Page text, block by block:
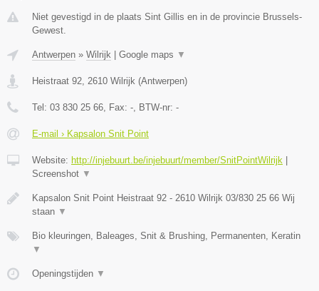
Niet gevestigd in de plaats Sint Gillis en in de provincie Brussels-
Gewest.
Antwerpen » Wilrijk | Google maps ▼
Heistraat 92 2610 Wilrijk (Antwerpen)
Tel: 03 830 25 66 , Fax: - , BTW-nr: -
E-mail › Kapsalon Snit Point
Website: http://injebuurt.be/injebuurt/member/SnitPointWilrijk |
Screenshot ▼
Kapsalon Snit Point Heistraat 92 - 2610 Wilrijk 03/830 25 66 Wij
staan ▼
Bio kleuringen, Baleages, Snit & Brushing, Permanenten, Keratin
▼
Openingstijden ▼